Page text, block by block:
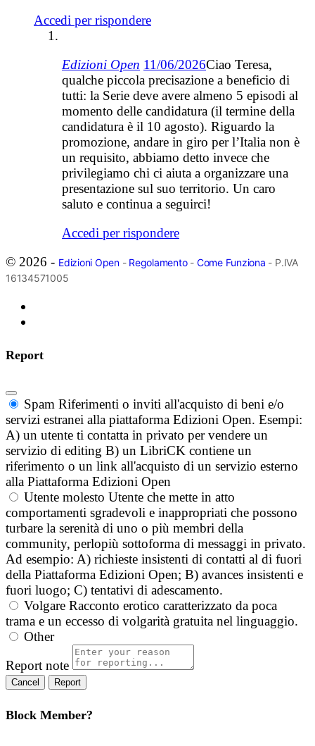
Accedi per rispondere
Edizioni Open 11/06/2026Ciao Teresa,
qualche piccola precisazione a beneficio di
tutti: la Serie deve avere almeno 5 episodi al
momento delle candidatura (il termine della
candidatura è il 10 agosto). Riguardo la
promozione, andare in giro per l’Italia non è
un requisito, abbiamo detto invece che
privilegiamo chi ci aiuta a organizzare una
presentazione sul suo territorio. Un caro
saluto e continua a seguirci!
Accedi per rispondere
© 2026 - Edizioni Open- Regolamento- Come Funziona - P.IVA
16134571005
Report
Spam Riferimenti o inviti all'acquisto di beni e/o
servizi estranei alla piattaforma Edizioni Open. Esempi:
A) un utente ti contatta in privato per vendere un
servizio di editing B) un LibriCK contiene un
riferimento o un link all'acquisto di un servizio esterno
alla Piattaforma Edizioni Open
Utente molesto Utente che mette in atto
comportamenti sgradevoli e inappropriati che possono
turbare la serenità di uno o più membri della
community, perlopiù sottoforma di messaggi in privato.
Ad esempio: A) richieste insistenti di contatti al di fuori
della Piattaforma Edizioni Open; B) avances insistenti e
fuori luogo; C) tentativi di adescamento.
Volgare Racconto erotico caratterizzato da poca
trama e un eccesso di volgarità gratuita nel linguaggio.
Other
Report note
Report
Block Member?